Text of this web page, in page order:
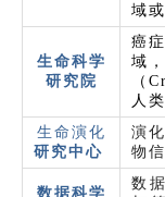
域
生命科学
研究院
癌
域
（
人
生命演化
研究中心
演
物
数据科学
数